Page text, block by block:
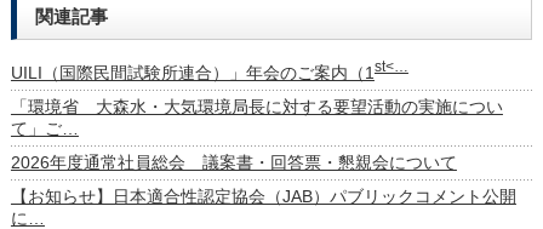
関連記事
UILI（国際民間試験所連合）」年会のご案内（1 st<…
「環境省 大森水・大気環境局長に対する要望活動の実施につい
て」ご…
2026年度通常社員総会 議案書・回答票・懇親会について
【お知らせ】日本適合性認定協会（JAB）パブリックコメント公開
に…